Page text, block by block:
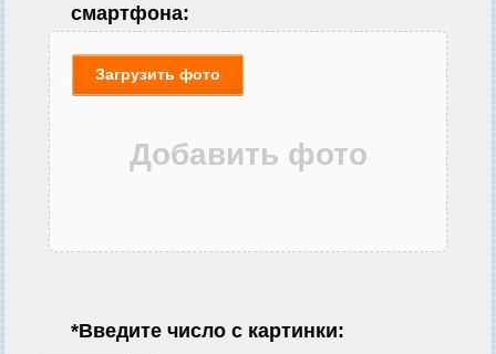
смартфона:
Загрузить фото
*Введите число с картинки: